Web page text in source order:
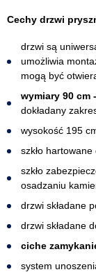
Cechy drzwi
drzwi są
umożliwia
mogą być
wymiary 90 cm
dokładany
wysokość 195
szkło
szkło
osadzaniu
drzwi składane
drzwi składane
ciche
system